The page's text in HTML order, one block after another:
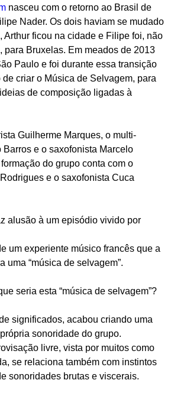
nasceu com o retorno ao Brasil de
Nader. Os dois haviam se mudado
Arthur ficou na cidade e Filipe foi, não
para Bruxelas. Em meados de 2013
Paulo e foi durante essa transição
criar o Música de Selvagem, para
de composição ligadas à
Guilherme Marques, o multi-
e o saxofonista Marcelo
do grupo conta com o
e o saxofonista Cuca
alusão à um episódio vivido por
um experiente músico francês que a
uma “música de selvagem”.
seria esta “música de selvagem”?
significados, acabou criando uma
sonoridade do grupo.
livre, vista por muitos como
se relaciona também com instintos
sonoridades brutas e viscerais.